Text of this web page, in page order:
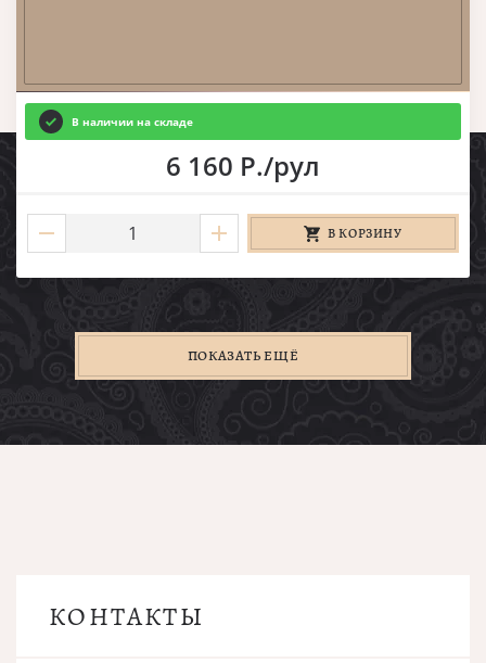
В наличии на складе
6 160 Р./рул
В КОРЗИНУ
ПОКАЗАТЬ ЕЩЁ
КОНТАКТЫ